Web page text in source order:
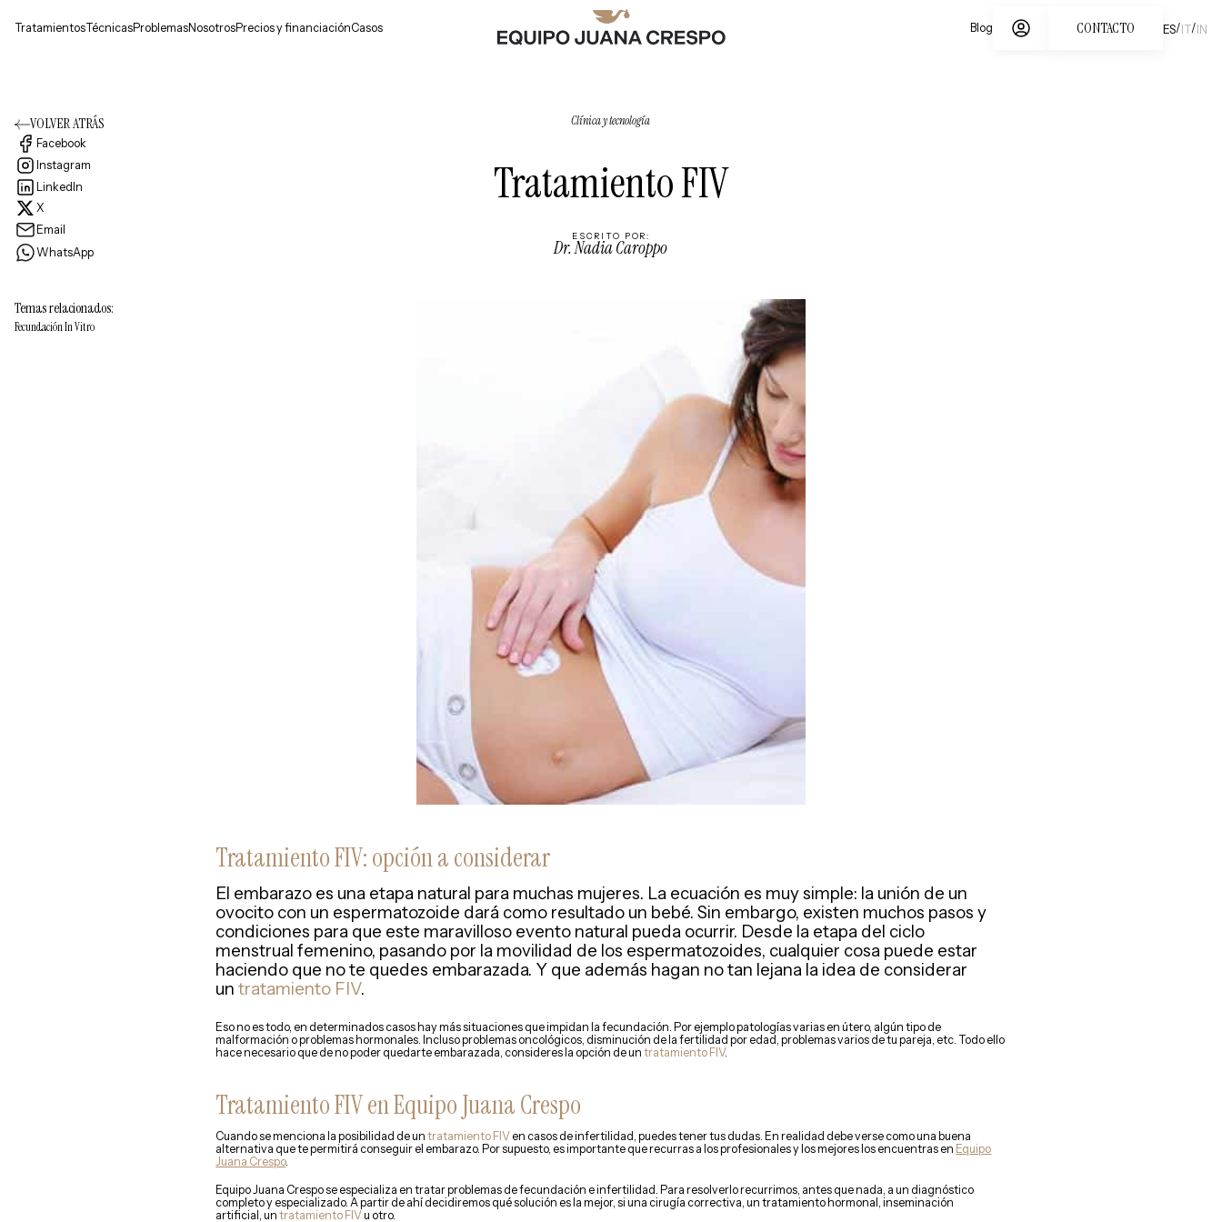
TratamientosTécnicasProblemasNosotrosPrecios y financiaciónCasos Blog CONTACTO IN
/
IT
/
ES
VOLVER ATRÁS
Facebook
Instagram
LinkedIn
X
Email
WhatsApp
Temas relacionados:
Fecundación In Vitro
Clínica y tecnología
Tratamiento FIV
ESCRITO POR:
Dr. Nadia Caroppo
Tratamiento FIV: opción a considerar
El embarazo es una etapa natural para muchas mujeres. La ecuación es muy simple: la unión de un
ovocito con un espermatozoide dará como resultado un bebé. Sin embargo, existen muchos pasos y
condiciones para que este maravilloso evento natural pueda ocurrir. Desde la etapa del ciclo
menstrual femenino, pasando por la movilidad de los espermatozoides, cualquier cosa puede estar
haciendo que no te quedes embarazada. Y que además hagan no tan lejana la idea de considerar
untratamiento FIV.
Eso no es todo, en determinados casos hay más situaciones que impidan la fecundación. Por ejemplo patologías varias en útero, algún tipo de
malformación o problemas hormonales. Incluso problemas oncológicos, disminución de la fertilidad por edad, problemas varios de tu pareja, etc. Todo ello
hace necesario que de no poder quedarte embarazada, consideres la opción de untratamiento FIV.
Tratamiento FIV en Equipo Juana Crespo
Cuando se menciona la posibilidad de untratamiento FIV en casos de infertilidad, puedes tener tus dudas. En realidad debe verse como una buena
alternativa que te permitirá conseguir el embarazo. Por supuesto, es importante que recurras a los profesionales y los mejores los encuentras en Equipo
Juana Crespo.
Equipo Juana Crespo se especializa en tratar problemas de fecundación e infertilidad. Para resolverlo recurrimos, antes que nada, a un diagnóstico
completo y especializado. A partir de ahí decidiremos qué solución es la mejor, si una cirugía correctiva, un tratamiento hormonal, inseminación
artificial, untratamiento FIVu otro.